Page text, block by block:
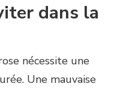
dans la
nécessite une
Une mauvaise